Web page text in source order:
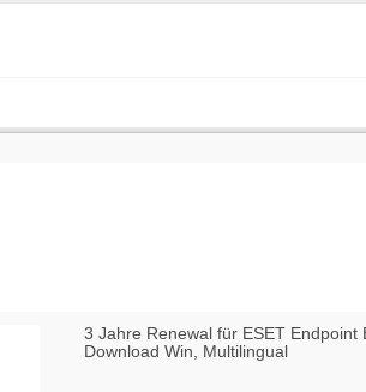
3 Jahre Renewal für ESET
Download Win, Multilingual